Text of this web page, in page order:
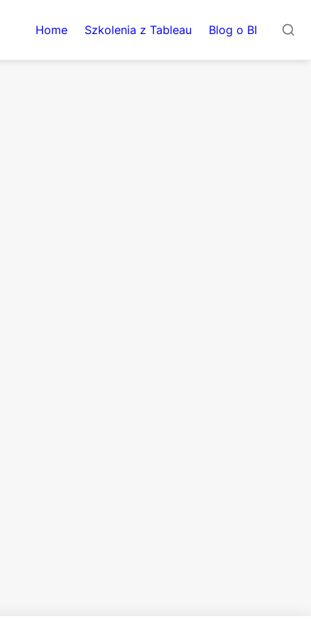
Home Szkolenia z Tableau Blog o BI